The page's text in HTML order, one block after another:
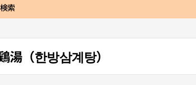
索
湯（한방삼계탕）